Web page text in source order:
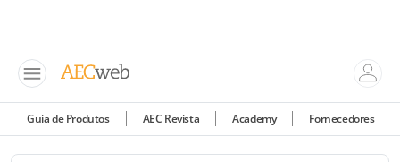
Guia de Produtos AEC Revista Academy Fornecedores